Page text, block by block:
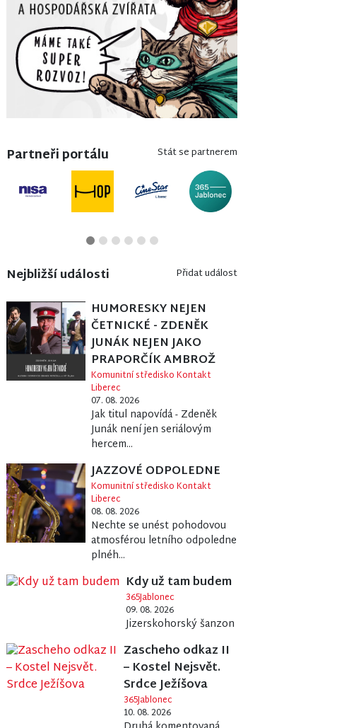
Partneři portálu Stát se partnerem
Nejbližší události Přidat událost
HUMORESKY NEJEN
ČETNICKÉ - ZDENĚK
JUNÁK NEJEN JAKO
PRAPORČÍK AMBROŽ
Komunitní středisko Kontakt
Liberec
07. 08. 2026
Jak titul napovídá - Zdeněk
Junák není jen seriálovým
hercem...
JAZZOVÉ ODPOLEDNE
Komunitní středisko Kontakt
Liberec
08. 08. 2026
Nechte se unést pohodovou
atmosférou letního odpoledne
plnéh...
Kdy už tam budem
365Jablonec
09. 08. 2026
Jizerskohorský šanzon
Zascheho odkaz II
– Kostel Nejsvět.
Srdce Ježíšova
365Jablonec
10. 08. 2026